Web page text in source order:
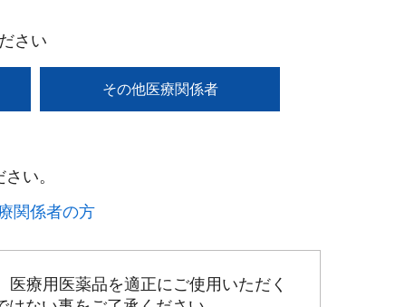
さい
その他医療関係者
い。​
関係者の方​
医療用医薬品を適正にご使用いただく